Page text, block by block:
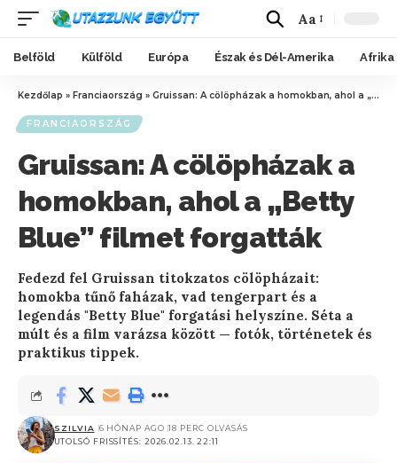
Aa
Belföld Külföld Európa Észak és Dél-Amerika Afrika
Kezdőlap » Franciaország » Gruissan: A cölöpházak a homokban, ahol a „Betty Blue” filmet forgatták
FRANCIAORSZÁG
Gruissan: A cölöpházak a
homokban, ahol a „Betty
Blue” filmet forgatták
Fedezd fel Gruissan titokzatos cölöpházait:
homokba tűnő faházak, vad tengerpart és a
legendás "Betty Blue" forgatási helyszíne. Séta a
múlt és a film varázsa között — fotók, történetek és
praktikus tippek.
UTOLSÓ FRISSÍTÉS: 2026.02.13. 22:11
SZILVIA 6 HÓNAP AGO 18 PERC OLVASÁS